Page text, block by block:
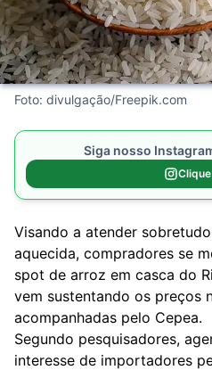
Foto: divulgação/Freepik.com
Siga nosso
Visando a atender
aquecida, compradores se
spot de arroz em casca do
vem sustentando os preços
acompanhadas pelo Cepea.
Segundo pesquisadores,
interesse de importadores